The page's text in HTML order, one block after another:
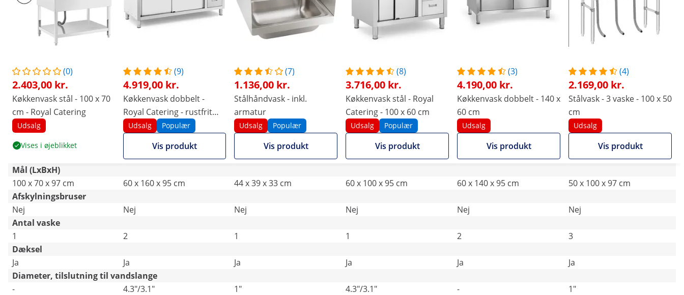
(0)
2.403,00 kr.
Køkkenvask stål - 100 x 70
cm - Royal Catering
Udsalg
Vises i øjeblikket
(9)
4.919,00 kr.
Køkkenvask dobbelt -
Royal Catering - rustfrit
stål - 160 x 60 cm
Udsalg Populær
Vis produkt
(7)
1.136,00 kr.
Stålhåndvask - inkl.
armatur
Udsalg Populær
Vis produkt
(8)
3.716,00 kr.
Køkkenvask stål - Royal
Catering - 100 x 60 cm
Udsalg Populær
Vis produkt
(3)
4.190,00 kr.
Køkkenvask dobbelt - 140 x
60 cm
Udsalg
Vis produkt
(4)
2.169,00 kr.
Stålvask - 3 vaske - 100 x 50
cm
Udsalg
Vis produkt
Mål (LxBxH)
100 x 70 x 97 cm
60 x 160 x 95 cm 44 x 39 x 33 cm 60 x 100 x 95 cm 60 x 140 x 95 cm
50 x 100 x 97 cm
Afskylningsbruser
Nej
Nej Nej Nej Nej
Nej
Antal vaske
1
2 1 1 2
3
Dæksel
Ja
Ja Ja Ja Ja
Ja
Diameter, tilslutning til vandslange
-
4.3"/3.1" 1" 4.3"/3.1" -
1"